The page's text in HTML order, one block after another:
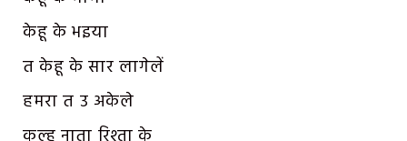
केहू के भइया
त केहू के सार लागेलें
हमरा त उ अकेले